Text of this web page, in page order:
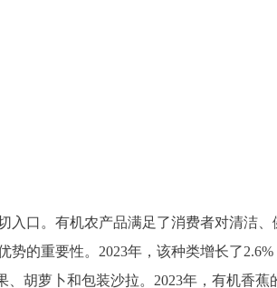
入口。有机农产品满足了消费者对清洁
的重要性。2023年，该种类增长了
胡萝卜和包装沙拉。2023年，有机香蕉